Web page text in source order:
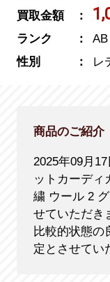
買取金額
ランク
AB
性別
レ
商品のご紹介
2025年09月
ットカーディ
繍 ウール 2
せていただき
比較的状態の
定とさせてい